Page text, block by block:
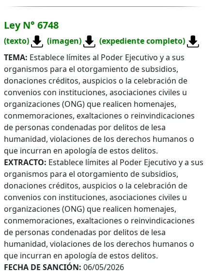
Ley N° 6748
(texto) (imagen)
(expediente completo)
TEMA: Establece límites al Poder Ejecutivo y a sus
organismos para el otorgamiento de subsidios,
donaciones créditos, auspicios o la celebración de
convenios con instituciones, asociaciones civiles u
organizaciones (ONG) que realicen homenajes,
conmemoraciones, exaltaciones o reinvindicaciones
de personas condenadas por delitos de lesa
humanidad, violaciones de los derechos humanos o
que incurran en apología de estos delitos.
EXTRACTO: Establece límites al Poder Ejecutivo y a sus
organismos para el otorgamiento de subsidios,
donaciones créditos, auspicios o la celebración de
convenios con instituciones, asociaciones civiles u
organizaciones (ONG) que realicen homenajes,
conmemoraciones, exaltaciones o reinvindicaciones
de personas condenadas por delitos de lesa
humanidad, violaciones de los derechos humanos o
que incurran en apología de estos delitos.
FECHA DE SANCIÓN: 06/05/2026